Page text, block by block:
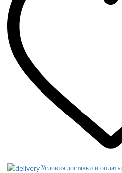
Условия доставки и оплаты